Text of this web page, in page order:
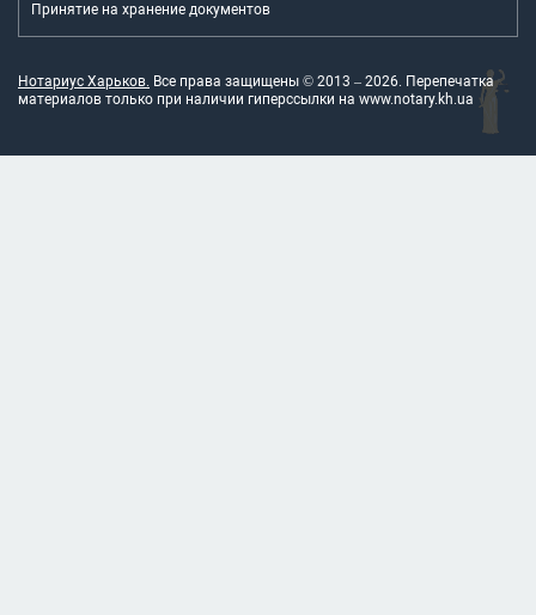
Принятие на хранение документов
Нотариус Харьков. Все права защищены © 2013 – 2026. Перепечатка
материалов только при наличии гиперссылки на www.notary.kh.ua